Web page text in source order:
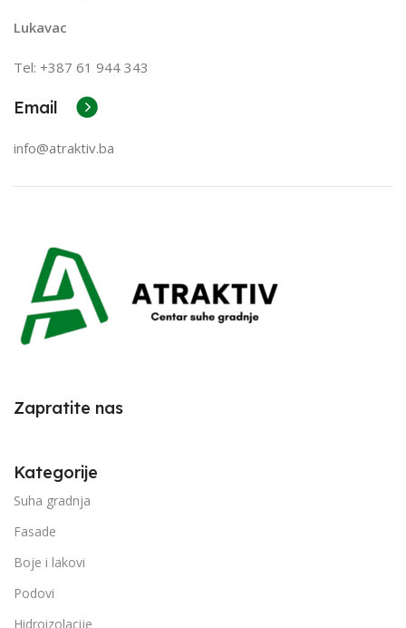
Lukavac
Tel: +387 61 944 343
Email
info@atraktiv.ba
Zapratite nas
Kategorije
Suha gradnja
Fasade
Boje i lakovi
Podovi
Hidroizolacije